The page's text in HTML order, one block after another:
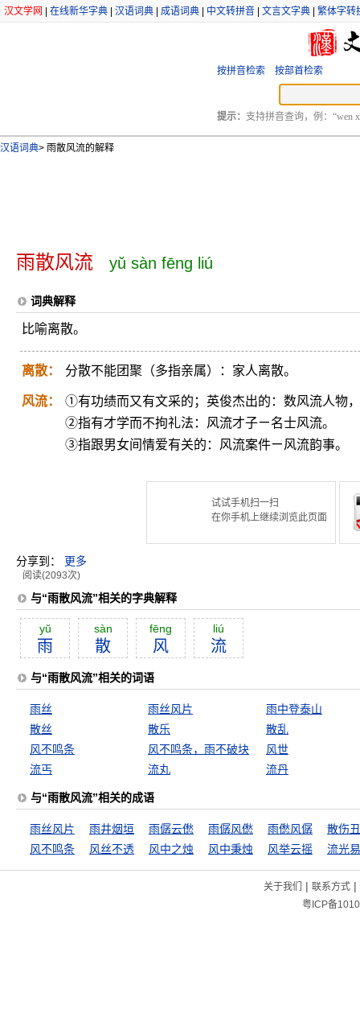
汉文学网 在线新华字典 汉语词典 成语词典 中文转拼音 文言文字典 繁体字转
按拼音检索 按部首检索
提示： 支持拼音查询，例：“wen
汉语词典> 雨散风流的解释
雨散风流 yǔ sàn fēng liú
词典解释
比喻离散。
离散： 分散不能团聚（多指亲属）：家人离散。
风流：
①有功绩而又有文采的；英俊杰出的：数风流人物
②指有才学而不拘礼法：风流才子ㄧ名士风流。
③指跟男女间情爱有关的：风流案件ㄧ风流韵事。
试试手机扫一扫
在你手机上继续浏览此页面
分享到： 更多
阅读(2093次)
与“雨散风流”相关的字典解释
yŭ
雨
sàn
散
fēng
风
liú
流
与“雨散风流”相关的词语
雨丝 雨丝风片
雨中登泰山
散丝
散乐
散乱
风不鸣条
风不鸣条，雨不破块
风世
流丐
流丸 流丹
与“雨散风流”相关的成语
雨丝风片 雨井烟垣 雨僝云僽 雨僝风僽 雨僽风僝
散伤
风不鸣条
风丝不透 风中之烛 风中秉烛 风举云摇 流光
关于我们 | 联系方式|
粤ICP备